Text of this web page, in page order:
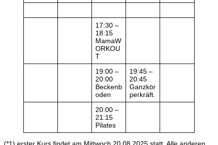
17:30 –
18:15
MamaW
ORKOU
T
19:00 –
20:00
Beckenb
oden
19:45 –
20:45
Ganzkör
perkräft.
20:00 –
21:15
Pilates